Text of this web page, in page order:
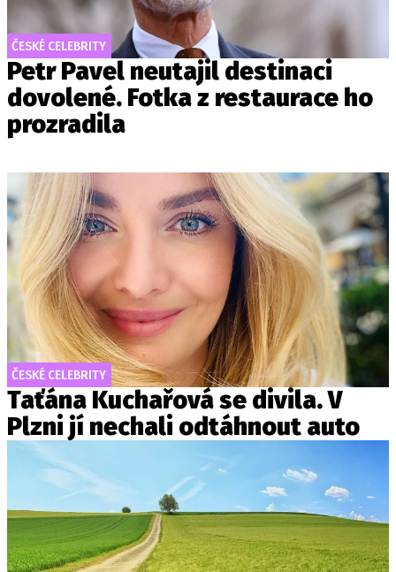
ČESKÉ CELEBRITY
Petr Pavel neutajil destinaci
dovolené. Fotka z restaurace ho
prozradila
ČESKÉ CELEBRITY
Taťána Kuchařová se divila. V
Plzni jí nechali odtáhnout auto